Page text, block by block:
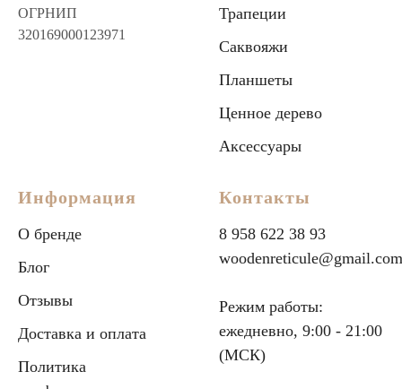
ОГРНИП
320169000123971
Трапеции
Саквояжи
Планшеты
Ценное дерево
Аксессуары
Информация
О бренде
Блог
Отзывы
Доставка и оплата
Политика
Контакты
8 958 622 38 93
woodenreticule@gmail.com
Режим работы:
ежедневно, 9:00 - 21:00
(МСК)